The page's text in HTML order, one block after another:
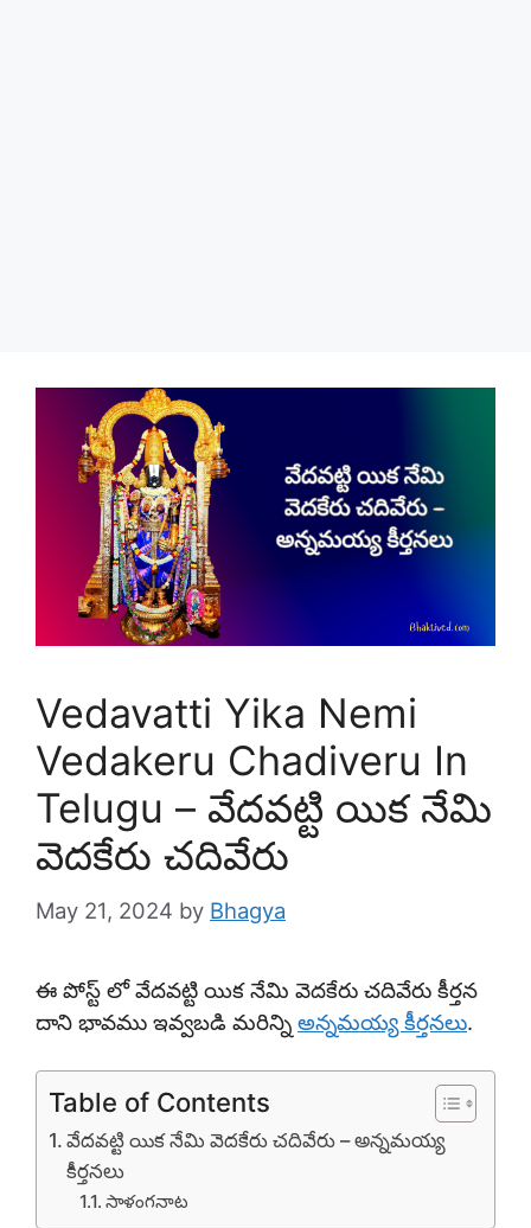
Vedavatti Yika Nemi
Vedakeru Chadiveru In
Telugu – వేదవట్టి యిక నేమి
వెదకేరు చదివేరు
May 21, 2024 by Bhagya
ఈ పోస్ట్ లో వేదవట్టి యిక నేమి వెదకేరు చదివేరు కీర్తన
దాని భావము ఇవ్వబడి మరిన్ని అన్నమయ్య కీర్తనలు.
Table of Contents
వేదవట్టి యిక నేమి వెదకేరు చదివేరు – అన్నమయ్య
కీర్తనలు
సాళంగనాట